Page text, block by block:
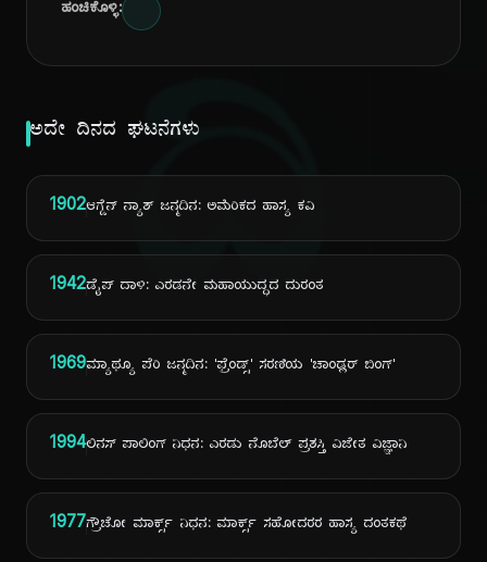
ದಿ
ಹಂಚಿಕೊಳ್ಳಿ:
ಅದೇ ದಿನದ ಘಟನೆಗಳು
1902ಆಗ್ಡೆನ್ ನ್ಯಾಶ್ ಜನ್ಮದಿನ: ಅಮೆರಿಕದ ಹಾಸ್ಯ ಕವಿ
1942ಡೈಪ್ ದಾಳಿ: ಎರಡನೇ ಮಹಾಯುದ್ಧದ ದುರಂತ
1969ಮ್ಯಾಥ್ಯೂ ಪೆರಿ ಜನ್ಮದಿನ: 'ಫ್ರೆಂಡ್ಸ್' ಸರಣಿಯ 'ಚಾಂಡ್ಲರ್ ಬಿಂಗ್'
1994ಲಿನಸ್ ಪಾಲಿಂಗ್ ನಿಧನ: ಎರಡು ನೊಬೆಲ್ ಪ್ರಶಸ್ತಿ ವಿಜೇತ ವಿಜ್ಞಾನಿ
1977ಗ್ರೌಚೋ ಮಾರ್ಕ್ಸ್ ನಿಧನ: ಮಾರ್ಕ್ಸ್ ಸಹೋದರರ ಹಾಸ್ಯ ದಂತಕಥೆ